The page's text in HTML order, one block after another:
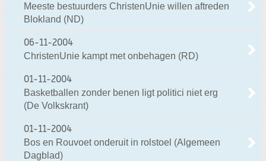
Meeste bestuurders ChristenUnie willen aftreden
Blokland (ND)
06-11-2004
ChristenUnie kampt met onbehagen (RD)
01-11-2004
Basketballen zonder benen ligt politici niet erg
(De Volkskrant)
01-11-2004
Bos en Rouvoet onderuit in rolstoel (Algemeen
Dagblad)